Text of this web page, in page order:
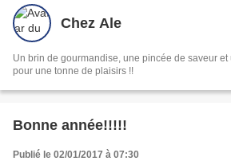
Chez Ale
Un brin de gourmandise, une pincée de saveur
pour une tonne de plaisirs !!
Bonne année!!!!!
Publié le 02/01/2017 à 07:30